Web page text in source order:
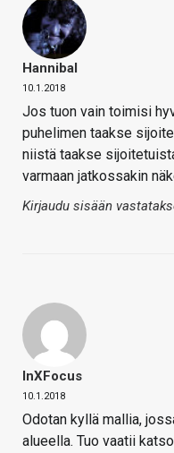
Hannibal
10.1.2018
Jos tuon vain toimisi
puhelimen taakse
niistä taakse
varmaan jatkossakin
Kirjaudu sisään
InXFocus
10.1.2018
Odotan kyllä mallia,
alueella. Tuo vaatii